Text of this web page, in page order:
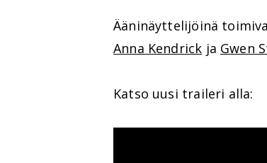
Ääninäyttelijöinä
Anna Kendrick ja Gwen
Katso uusi traileri alla: